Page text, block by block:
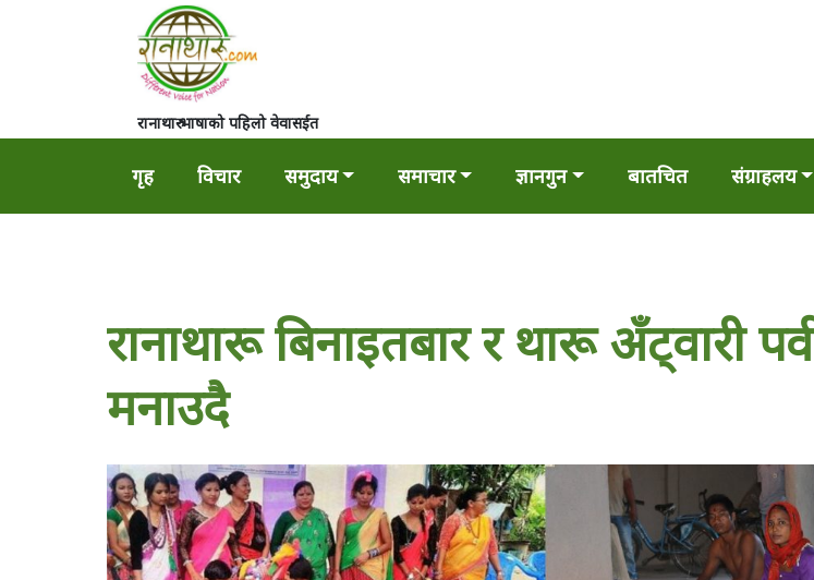
रानाथारु भाषाको पहिलो वेवासईत
गृह विचार समुदाय समाचार ज्ञानगुन बातचित संग्राहलय
रानाथारू बिनाइतबार र थारू अँट्वारी पर्व
मनाउदै